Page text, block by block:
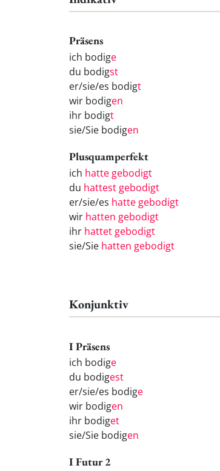
Präsens
ich bodige
du bodigst
er/sie/es bodigt
wir bodigen
ihr bodigt
sie/Sie bodigen
Plusquamperfekt
ich hatte gebodigt
du hattest gebodigt
er/sie/es hatte gebodigt
wir hatten gebodigt
ihr hattet gebodigt
sie/Sie hatten gebodigt
Konjunktiv
I Präsens
ich bodige
du bodigest
er/sie/es bodige
wir bodigen
ihr bodiget
sie/Sie bodigen
I Futur 2